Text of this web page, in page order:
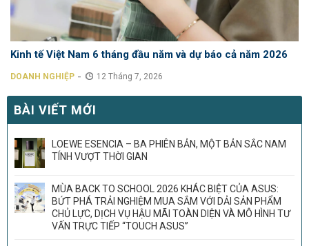
Kinh tế Việt Nam 6 tháng đầu năm và dự báo cả năm 2026
DOANH NGHIỆP - 12 Tháng 7, 2026
BÀI VIẾT MỚI
LOEWE ESENCIA – BA PHIÊN BẢN, MỘT BẢN SẮC NAM
TÍNH VƯỢT THỜI GIAN
MÙA BACK TO SCHOOL 2026 KHÁC BIỆT CỦA ASUS:
BỨT PHÁ TRẢI NGHIỆM MUA SẮM VỚI DẢI SẢN PHẨM
CHỦ LỰC, DỊCH VỤ HẬU MÃI TOÀN DIỆN VÀ MÔ HÌNH TƯ
VẤN TRỰC TIẾP “TOUCH ASUS”